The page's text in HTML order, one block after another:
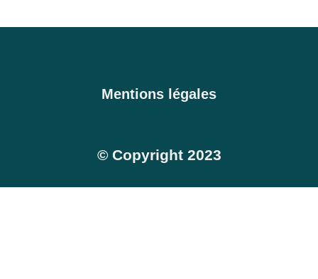
Mentions légales
© Copyright 2023